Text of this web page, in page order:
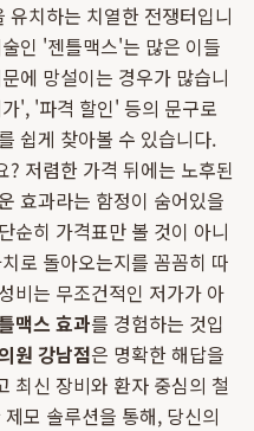
유치하는 치열한 전쟁터입니
인 '젠틀맥스'는 많은 이들
에 망설이는 경우가 많습니
', '파격 할인' 등의 문구로
쉽게 찾아볼 수 있습니다.
저렴한 가격 뒤에는 노후된
효과라는 함정이 숨어있을
순히 가격표만 볼 것이 아니
로 돌아오는지를 꼼꼼히 따
비는 무조건적인 저가가 아
맥스 효과를 경험하는 것입
원 강남점은 명확한 해답을
최신 장비와 환자 중심의 철
모 솔루션을 통해, 당신의